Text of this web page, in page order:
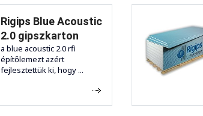
Rigips Blue Acoustic
2.0 gipszkarton
a blue acoustic 2.0 rfi
építőlemezt azért
fejlesztettük ki, hogy ...